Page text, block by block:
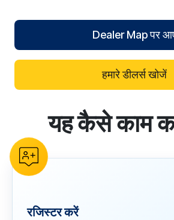
Dealer Map पर
हमारे डीलर्स खोजें
reCAPTCHA verification
यह कैसे काम
रजिस्टर करें